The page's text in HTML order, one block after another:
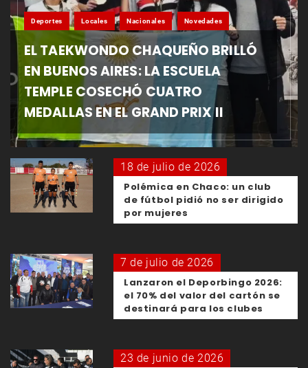
Deportes Locales Nacionales Novedades
EL TAEKWONDO CHAQUEÑO BRILLÓ
EN BUENOS AIRES: LA ESCUELA
TEMPLE COSECHÓ CUATRO
MEDALLAS EN EL GRAND PRIX II
18 de julio de 2026
Polémica en Chaco: un club
de fútbol pidió no ser dirigido
por mujeres
7 de julio de 2026
Lanzaron el Deporbingo 2026:
el 70% del valor del cartón se
destinará para los clubes
23 de junio de 2026